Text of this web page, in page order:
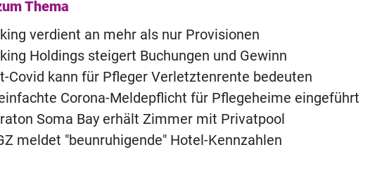
Thema
verdient an mehr als nur Provisionen
Holdings steigert Buchungen und Gewinn
Covid kann für Pfleger Verletztenrente bedeuten
Corona-Meldepflicht für Pflegeheime eingeführt
Soma Bay erhält Zimmer mit Privatpool
meldet "beunruhigende" Hotel-Kennzahlen